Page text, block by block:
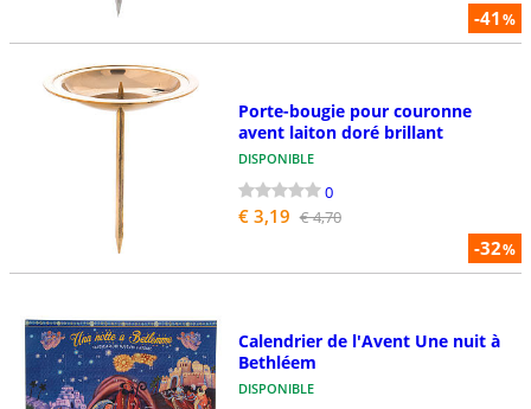
-41%
-32%
Porte-bougie pour couronne
avent laiton doré brillant
DISPONIBLE
0
€ 3,19 € 4,70
Calendrier de l'Avent Une nuit à
Bethléem
DISPONIBLE